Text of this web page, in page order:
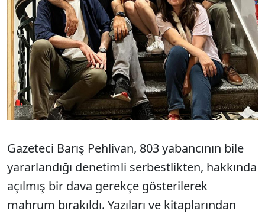
Gazeteci Barış Pehlivan, 803 yabancının bile
yararlandığı denetimli serbestlikten, hakkında
açılmış bir dava gerekçe gösterilerek
mahrum bırakıldı. Yazıları ve kitaplarından